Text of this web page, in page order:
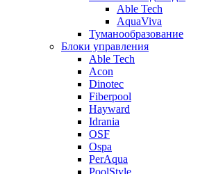
Able Tech
AquaViva
Туманообразование
Блоки управления
Able Tech
Acon
Dinotec
Fiberpool
Hayward
Idrania
OSF
Ospa
PerAqua
PoolStyle